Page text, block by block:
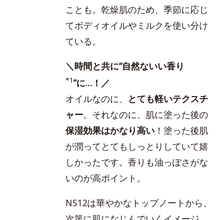
ことも。乾燥肌のため、季節に応じ
てボディオイルやミルクを使い分け
ている。
＼時間と共に“自然ないい香り
*1”に…！／
オイルなのに、
とても軽いテクスチ
ャー。それなのに、肌に塗った後の
保湿効果はかなり高い ！塗った後肌
が潤ってとてもしっとりしていて嬉
しかったです。香りも油っぽさがな
いのが高ポイント。
NS12は華やかなトップノートから、